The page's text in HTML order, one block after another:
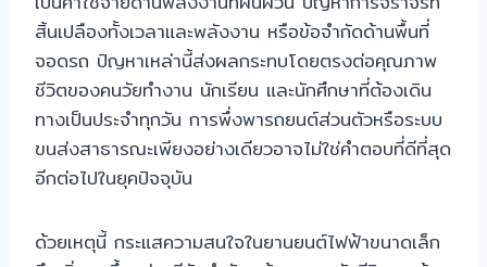
สิ้นเปลืองทั้งเวลาและพลังงาน หรือข้อจำกัดด้านพื้นที่
จอดรถ ปัญหาเหล่านี้ส่งผลกระทบโดยตรงต่อคุณภาพ
ชีวิตของคนวัยทำงาน นักเรียน และนักศึกษาที่ต้องเดิน
ทางเป็นประจำทุกวัน การพึ่งพารถยนต์ส่วนตัวหรือระบบ
ขนส่งสาธารณะเพียงอย่างเดียวอาจไม่ใช่คำตอบที่ดีที่สุด
อีกต่อไปในยุคปัจจุบัน
ด้วยเหตุนี้ กระแสความสนใจในยานยนต์ไฟฟ้าขนาดเล็ก